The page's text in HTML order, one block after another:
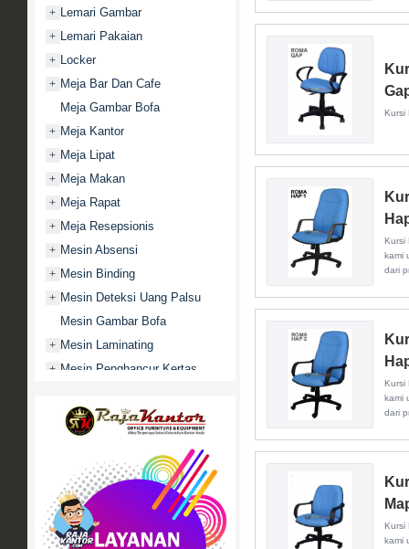
+ Lemari Gambar
+ Lemari Pakaian
+ Locker
+ Meja Bar Dan Cafe
Meja Gambar Bofa
+ Meja Kantor
+ Meja Lipat
+ Meja Makan
+ Meja Rapat
+ Meja Resepsionis
+ Mesin Absensi
+ Mesin Binding
+ Mesin Deteksi Uang Palsu
Mesin Gambar Bofa
+ Mesin Laminating
+ Mesin Penghancur Kertas
Mobile File / Roll O Pack
Movitex
Paper Cutter
Partisi Kantor
Promo
+ Rak Serbaguna
Kursi
Kursi
kami
dari
Kursi
kami
dari
Kursi
kami